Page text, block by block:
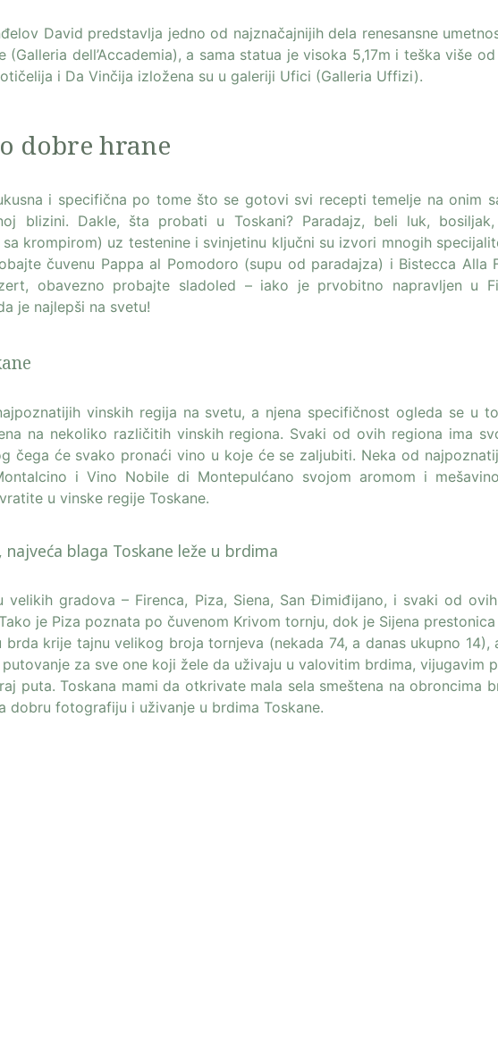
David predstavlja jedno od najznačajnijih dela renesansne
(Galleria dell’Accademia), a sama statua je visoka 5,17m i teška više
i Da Vinčija izložena su u galeriji Ufici (Galleria Uffizi).
dobre hrane
i specifična po tome što se gotovi svi recepti temelje na onim
blizini. Dakle, šta probati u Toskani? Paradajz, beli luk, bosiljak,
krompirom) uz testenine i svinjetinu ključni su izvori mnogih
čuvenu Pappa al Pomodoro (supu od paradajza) i Bistecca Alla
obavezno probajte sladoled – iako je prvobitno napravljen u
je najlepši na svetu!
vinskih regija na svetu, a njena specifičnost ogleda se u
na nekoliko različitih vinskih regiona. Svaki od ovih regiona ima
čega će svako pronaći vino u koje će se zaljubiti. Neka od
i Vino Nobile di Montepulćano svojom aromom i
u vinske regije Toskane.
blaga Toskane leže u brdima
velikih gradova – Firenca, Piza, Siena, San Đimiđijano, i svaki od
je Piza poznata po čuvenom Krivom tornju, dok je Sijena prestonica
krije tajnu velikog broja tornjeva (nekada 74, a danas ukupno 14),
za sve one koji žele da uživaju u valovitim brdima, vijugavim
puta. Toskana mami da otkrivate mala sela smeštena na obroncima
dobru fotografiju i uživanje u brdima Toskane.